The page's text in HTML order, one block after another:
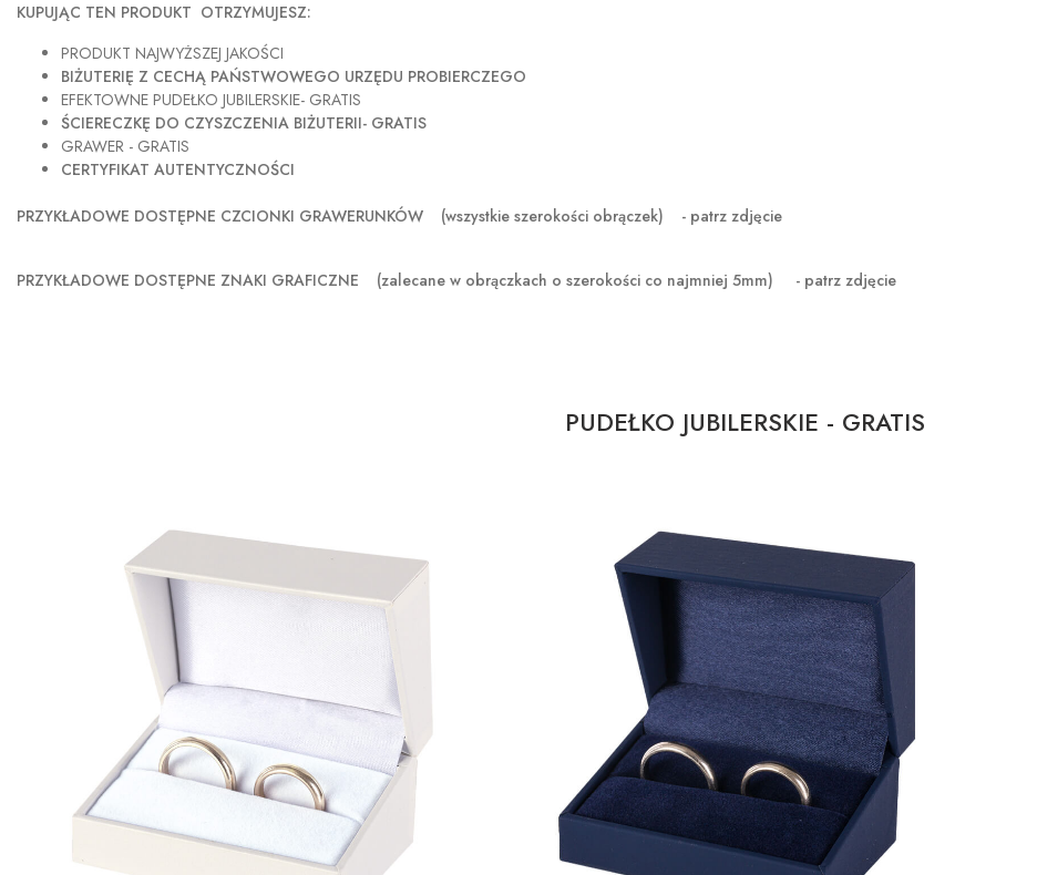
KUPUJĄC TEN PRODUKT OTRZYMUJESZ:
PRODUKT NAJWYŻSZEJ JAKOŚCI
BIŻUTERIĘ Z CECHĄ PAŃSTWOWEGO URZĘDU PROBIERCZEGO
EFEKTOWNE PUDEŁKO JUBILERSKIE- GRATIS
ŚCIERECZKĘ DO CZYSZCZENIA BIŻUTERII- GRATIS
GRAWER - GRATIS
CERTYFIKAT AUTENTYCZNOŚCI
PRZYKŁADOWE DOSTĘPNE CZCIONKI GRAWERUNKÓW (wszystkie szerokości obrączek) - patrz zdjęcie
PRZYKŁADOWE DOSTĘPNE ZNAKI GRAFICZNE (zalecane w obrączkach o szerokości co najmniej 5mm) - patrz zdjęcie
PUDEŁKO JUBILERSKIE - GRATIS